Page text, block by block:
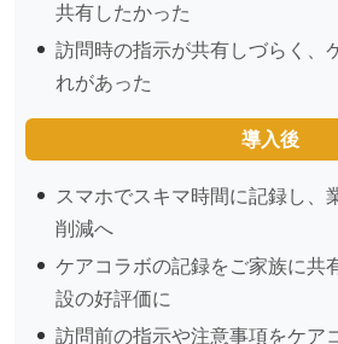
共有したかった
訪問時の指示が共有しづらく、
れがあった
導入後
スマホでスキマ時間に記録し、
削減へ
ケアコラボの記録をご家族に共
設の好評価に
訪問前の指示や注意事項をケア